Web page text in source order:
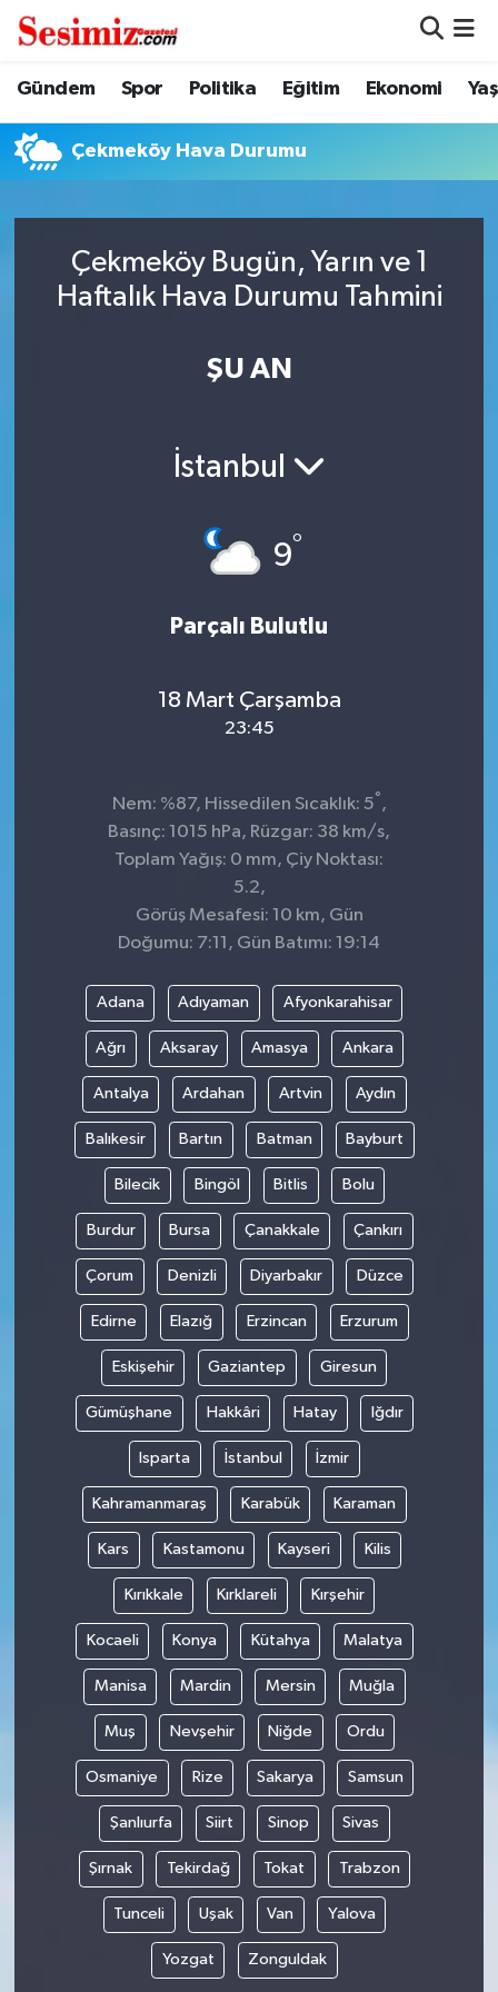
Gündem Spor Politika Eğitim Ekonomi
Çekmeköy Hava Durumu
Çekmeköy Bugün, Yarın ve 1
Haftalık Hava Durumu Tahmini
ŞU AN
İstanbul
9°
Parçalı Bulutlu
18 Mart Çarşamba
23:45
Nem: %87, Hissedilen Sıcaklık: 5° ,
Basınç: 1015 hPa, Rüzgar: 38 km/s,
Toplam Yağış: 0 mm, Çiy Noktası:
5.2,
Görüş Mesafesi: 10 km, Gün
Doğumu: 7:11, Gün Batımı: 19:14
Adana Adıyaman Afyonkarahisar
Ağrı Aksaray Amasya Ankara
Antalya Ardahan Artvin Aydın
Balıkesir Bartın Batman Bayburt
Bilecik Bingöl Bitlis Bolu
Burdur Bursa Çanakkale Çankırı
Çorum Denizli Diyarbakır Düzce
Edirne Elazığ Erzincan Erzurum
Eskişehir Gaziantep Giresun
Gümüşhane Hakkâri Hatay Iğdır
Isparta İstanbul İzmir
Kahramanmaraş Karabük Karaman
Kars Kastamonu Kayseri Kilis
Kırıkkale Kırklareli Kırşehir
Kocaeli Konya Kütahya Malatya
Manisa Mardin Mersin Muğla
Muş Nevşehir Niğde Ordu
Osmaniye Rize Sakarya Samsun
Şanlıurfa Siirt Sinop Sivas
Şırnak Tekirdağ Tokat Trabzon
Tunceli Uşak Van Yalova
Yozgat Zonguldak
Dünya
Eğitim
Genel
Gündem
Nöbetçi Eczaneler
Hava Durumu
Trafik Durumu
Süper Lig Puan Durumu ve Fikstür